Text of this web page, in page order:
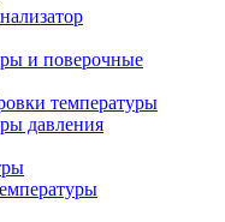
и поверочные
температуры
давления